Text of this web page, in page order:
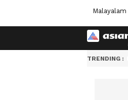
Malayalam
TRENDING :